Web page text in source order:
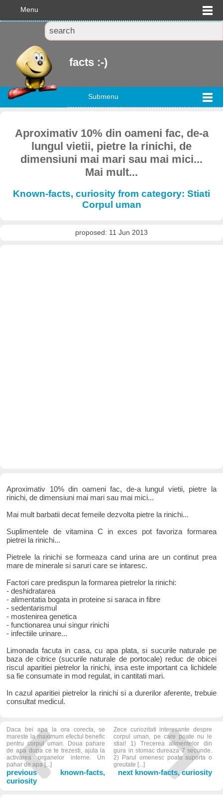
Menu
facts :-)
Submenu
Aproximativ 10% din oameni fac, de-a
lungul vietii, pietre la rinichi, de
dimensiuni mai mari sau mai mici...
Mai mult...
Known-facts, curiosity from category: Stiati
Corpul uman
proposed: 11 Jun 2013
Aproximativ 10% din oameni fac, de-a lungul vietii, pietre la
rinichi, de dimensiuni mai mari sau mai mici...
Mai mult barbatii decat femeile dezvolta pietre la rinichi...
Suplimentele de vitamina C in exces pot favoriza formarea
pietrei la rinichi...
Pietrele la rinichi se formeaza cand urina are un continut prea
mare de minerale si saruri care se intaresc.
Factori care predispun la formarea pietrelor la rinichi:
- deshidratarea
- alimentatia bogata in proteine si saraca in fibre
- sedentarismul
- mostenirea genetica
- functionarea unui singur rinichi
- infectiile urinare...
Limonada facuta in casa, cu apa plata, si sucurile naturale pe
baza de citrice (sucurile naturale de portocale) reduc de obicei
riscul aparitiei pietrelor la rinichi, insa este important ca lichidele
sa fie consumate in mod regulat, in cantitati mari.
In cazul aparitiei pietrelor la rinichi si a durerilor aferente, trebuie
consultat medicul.
Daca bei apa la ora corecta, se
mareste la maximum efectul benefic
pentru corpul uman. Doua pahare
de apa dupa ce te trezesti, ajuta la
activarea organelor interne. Un
pahar de apa [...]
previous known-facts,
curiosity
Zece curiozitati interesante despre
corpul uman, pe care poate nu le
stiai! 1) Trecerea alimentelor din
gura in stomac dureaza 7 secunde.
2) Parul omenesc poate suporta o
greutate [...]
next known-facts, curiosity